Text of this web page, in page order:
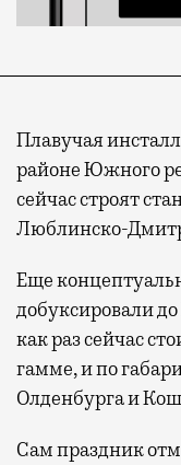
Плавучая
районе Южного
сейчас строят
Люблинско-
Еще
добуксировали до
как раз сейчас
гамме, и по
Олденбурга и
Сам праздник